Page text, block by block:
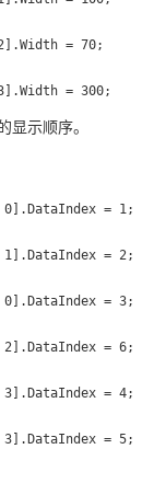
= 70;
= 300;
显示顺序。
0].DataIndex = 1;
1].DataIndex = 2;
0].DataIndex = 3;
2].DataIndex = 6;
3].DataIndex = 4;
3].DataIndex = 5;